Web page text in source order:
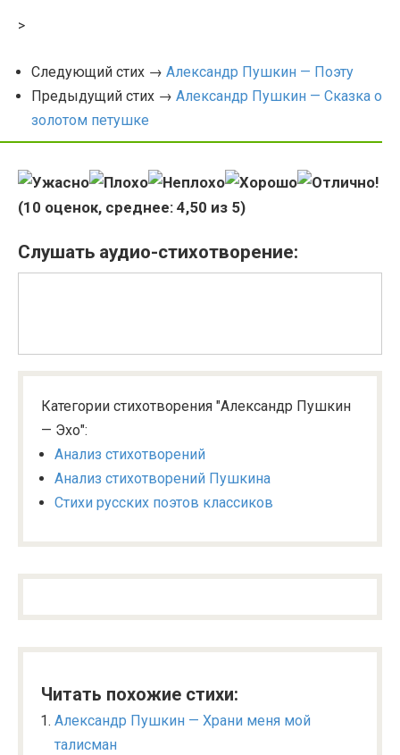
>
Следующий стих → Александр Пушкин — Поэту
Предыдущий стих → Александр Пушкин — Сказка о
золотом петушке
(10 оценок, среднее: 4,50 из 5)
Слушать аудио-стихотворение:
Категории стихотворения "Александр Пушкин
— Эхо":
Анализ стихотворений
Анализ стихотворений Пушкина
Стихи русских поэтов классиков
Читать похожие стихи:
Александр Пушкин — Храни меня мой
талисман